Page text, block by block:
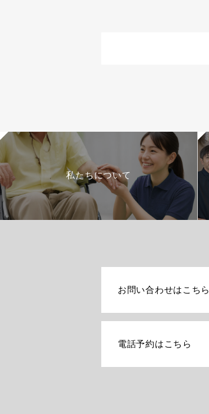
私たちについて
お問い合わせはこちら
電話予約はこちら